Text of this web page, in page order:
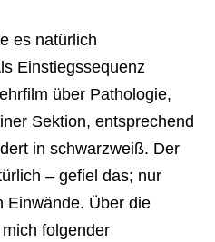
es natürlich
Einstiegssequenz
über Pathologie,
Sektion, entsprechend
in schwarzweiß. Der
– gefiel das; nur
Einwände. Über die
folgender